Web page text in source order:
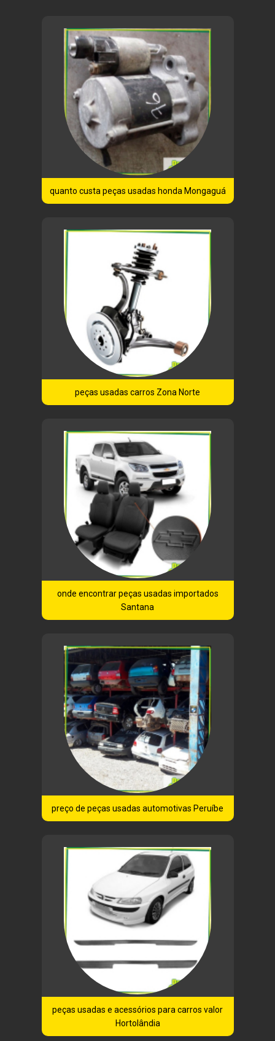
quanto custa peças usadas honda Mongaguá
peças usadas carros Zona Norte
onde encontrar peças usadas importados
Santana
preço de peças usadas automotivas Peruíbe
peças usadas e acessórios para carros valor
Hortolândia